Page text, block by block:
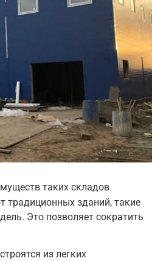
таких складов
традиционных зданий, такие
Это позволяет сократить
из легких